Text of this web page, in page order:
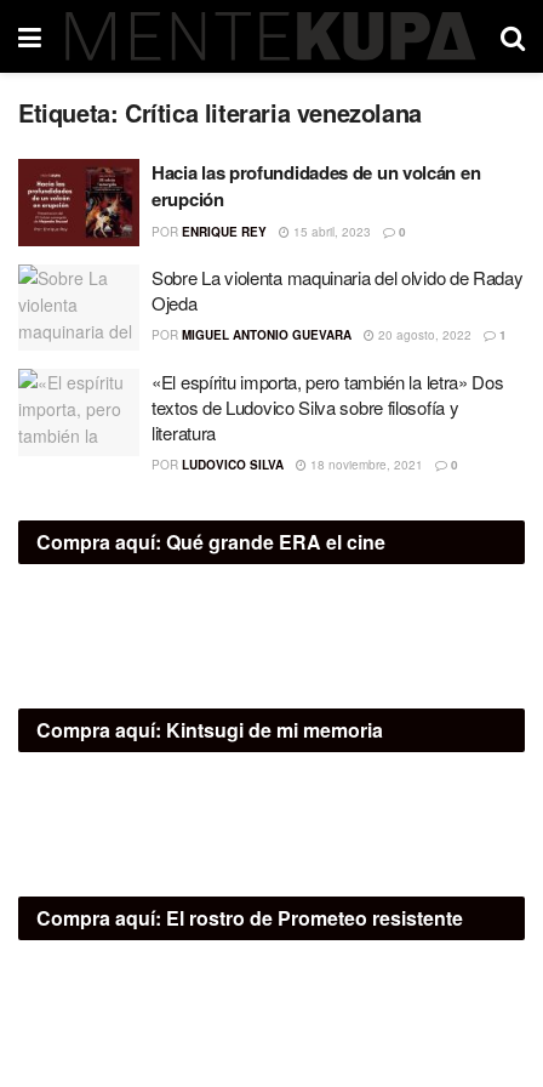
Etiqueta: Crítica literaria venezolana
Hacia las profundidades de un volcán en
erupción
POR ENRIQUE REY 15 abril, 2023 0
Sobre La violenta maquinaria del olvido de Raday
Ojeda
POR MIGUEL ANTONIO GUEVARA 20 agosto, 2022 1
«El espíritu importa, pero también la letra» Dos
textos de Ludovico Silva sobre filosofía y
literatura
POR LUDOVICO SILVA 18 noviembre, 2021 0
Compra aquí: Qué grande ERA el cine
Compra aquí: Kintsugi de mi memoria
Compra aquí: El rostro de Prometeo resistente